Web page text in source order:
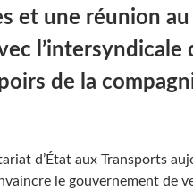
et une réunion au
l’intersyndicale
de la
d’État aux Transports
le gouvernement de